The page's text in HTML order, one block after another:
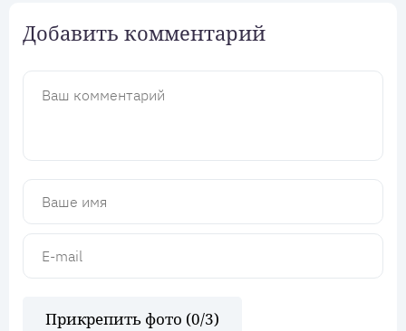
Добавить комментарий
Прикрепить фото (0/3)